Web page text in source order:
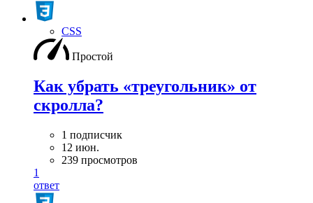
CSS
Простой
Как убрать «треугольник» от
скролла?
1 подписчик
12 июн.
239 просмотров
1
ответ